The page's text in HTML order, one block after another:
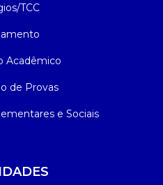
TCC
Acadêmico
de Provas
e Sociais